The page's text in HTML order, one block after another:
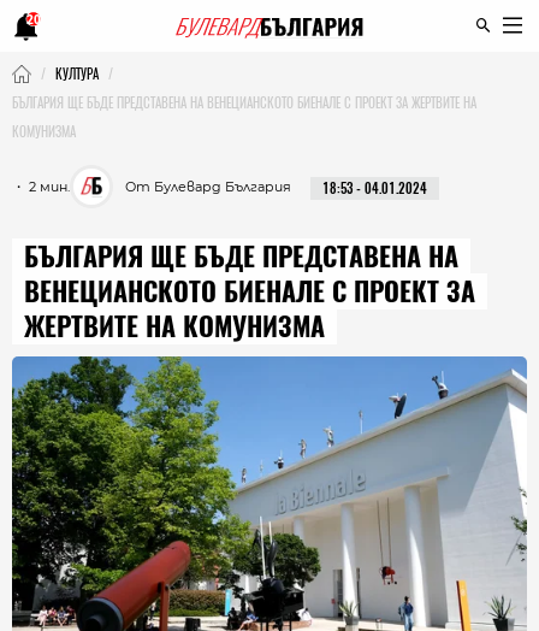
20
КУЛТУРА
БЪЛГАРИЯ ЩЕ БЪДЕ ПРЕДСТАВЕНА НА ВЕНЕЦИАНСКОТО БИЕНАЛЕ С ПРОЕКТ ЗА ЖЕРТВИТЕ НА
КОМУНИЗМА
・ 2 мин. От Булевард България 18:53 - 04.01.2024
БЪЛГАРИЯ ЩЕ БЪДЕ ПРЕДСТАВЕНА НА
ВЕНЕЦИАНСКОТО БИЕНАЛЕ С ПРОЕКТ ЗА
ЖЕРТВИТЕ НА КОМУНИЗМА